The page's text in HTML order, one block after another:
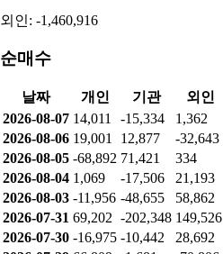
외인: -1,460,916
순매수
날짜 개인 기관
외인
2026-08-07 14,011 -15,334
1,362
2026-08-06 19,001 12,877
-32,643
2026-08-05 -68,892 71,421
334
2026-08-04 1,069 -17,506
21,193
2026-08-03 -11,956 -48,655
58,862
2026-07-31 69,202 -202,348 149,526
2026-07-30 -16,975 -10,442
28,692